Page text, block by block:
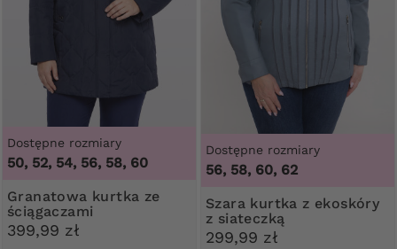
Dostępne rozmiary
50, 52, 54, 56, 58, 60
Granatowa kurtka ze
ściągaczami
399,99 zł
Dostępne rozmiary
56, 58, 60, 62
Szara kurtka z ekoskóry
z siateczką
299,99 zł